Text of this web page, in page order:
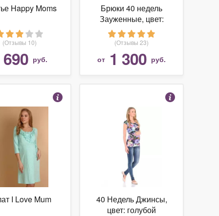
Happy Moms
(Отзывы 10)
690 руб.
Брюки 40 недель
Зауженные, цвет:
черный/зеленый
(Отзывы 23)
от 1 300 руб.
I Love Mum
40 Недель Джинсы,
цвет: голубой